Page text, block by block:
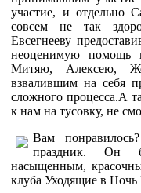
участие, и отдельно
совсем не так
Евсегнееву
неоценимую помощь
Митяю, Алексею,
взвалившим на себя
сложного процесса.А
к нам на тусовку, не
Вам
праздник. Он
насыщенным,
клуба Уходящие в